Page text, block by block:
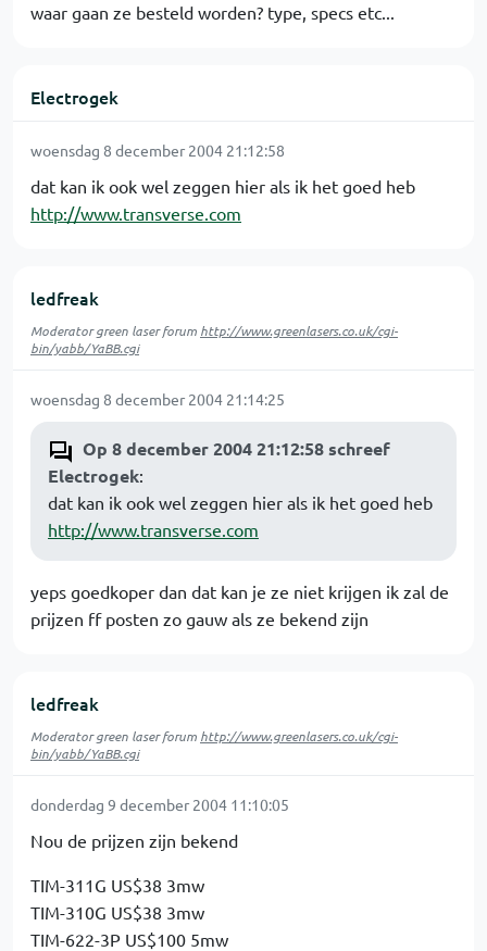
waar gaan ze besteld worden? type, specs etc...
Electrogek
woensdag 8 december 2004 21:12:58
dat kan ik ook wel zeggen hier als ik het goed heb
http://www.transverse.com
ledfreak
Moderator green laser forum http://www.greenlasers.co.uk/cgi-
bin/yabb/YaBB.cgi
woensdag 8 december 2004 21:14:25
Op 8 december 2004 21:12:58 schreef
Electrogek:
dat kan ik ook wel zeggen hier als ik het goed heb
http://www.transverse.com
yeps goedkoper dan dat kan je ze niet krijgen ik zal de
prijzen ff posten zo gauw als ze bekend zijn
ledfreak
Moderator green laser forum http://www.greenlasers.co.uk/cgi-
bin/yabb/YaBB.cgi
donderdag 9 december 2004 11:10:05
Nou de prijzen zijn bekend
TIM-311G US$38 3mw
TIM-310G US$38 3mw
TIM-622-3P US$100 5mw